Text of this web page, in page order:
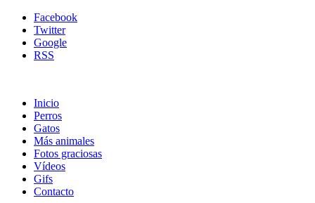
Facebook
Twitter
Google
RSS
Inicio
Perros
Gatos
Más animales
Fotos graciosas
Vídeos
Gifs
Contacto